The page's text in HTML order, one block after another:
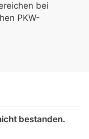
bei
PKW-
bestanden.